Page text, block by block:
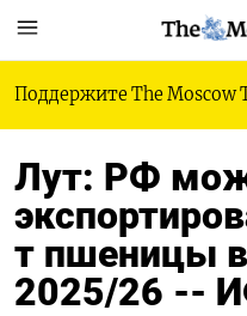
Поддержите The Moscow
Лут: РФ
т пшеницы
2025/26 --